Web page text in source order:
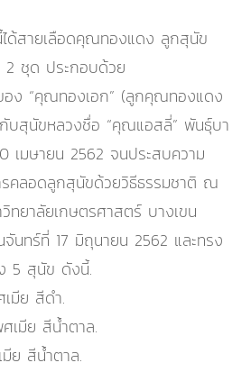
ได้สายเลือดคุณทองแดง ลูกสุนัข
2 ชุด ประกอบด้วย
อง “คุณทองเอก” (ลูกคุณทองแดง
บสุนัขหลวงชื่อ “คุณแอสลี่” พันธุ์บา
เมษายน 2562 จนประสบความ
รคลอดลูกสุนัขด้วยวิธีธรรมชาติ ณ
ทยาลัยเกษตรศาสตร์ บางเขน
นทร์ที่ 17 มิถุนายน 2562 และทรง
5 สุนัข ดังนี้.
มีย สีดำ.
เมีย สีน้ำตาล.
ย สีน้ำตาล.